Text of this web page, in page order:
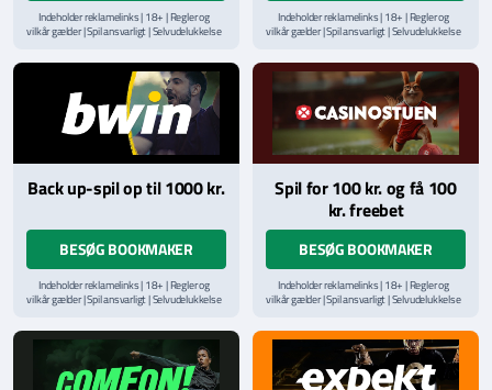
Indeholder reklamelinks | 18+ | Regler og
vilkår gælder | Spil ansvarligt | Selvudelukkelse
hjælpelinje påStopSpillet.dk
Indeholder reklamelinks | 18+ | Regler og
vilkår gælder | Spil ansvarligt | Selvudelukkelse
hjælpelinje påStopSpillet.dk
Læs vilkår og betingelserher
Back up-spil op til 1000 kr.
BESØG BOOKMAKER
Indeholder reklamelinks | 18+ | Regler og
vilkår gælder | Spil ansvarligt | Selvudelukkelse
hjælpelinje påStopSpillet.dk
Spil for 100 kr. og få 100
kr. freebet
BESØG BOOKMAKER
Indeholder reklamelinks | 18+ | Regler og
vilkår gælder | Spil ansvarligt | Selvudelukkelse
hjælpelinje påStopSpillet.dk